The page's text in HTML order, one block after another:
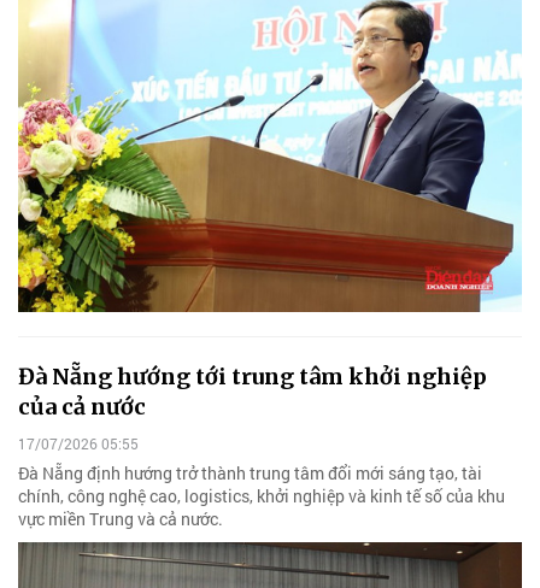
Đà Nẵng hướng tới trung tâm khởi nghiệp
của cả nước
17/07/2026 05:55
Đà Nẵng định hướng trở thành trung tâm đổi mới sáng tạo, tài
chính, công nghệ cao, logistics, khởi nghiệp và kinh tế số của khu
vực miền Trung và cả nước.